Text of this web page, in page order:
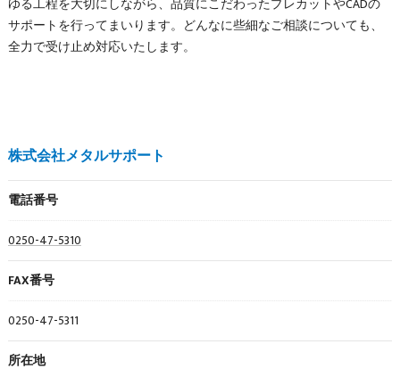
ゆる工程を大切にしながら、品質にこだわったプレカットやCADの
サポートを行ってまいります。どんなに些細なご相談についても、
全力で受け止め対応いたします。
株式会社メタルサポート
電話番号
0250-47-5310
FAX番号
0250-47-5311
所在地